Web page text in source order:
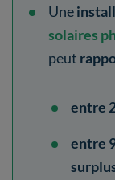
Une
solaires
peut
entre
entre